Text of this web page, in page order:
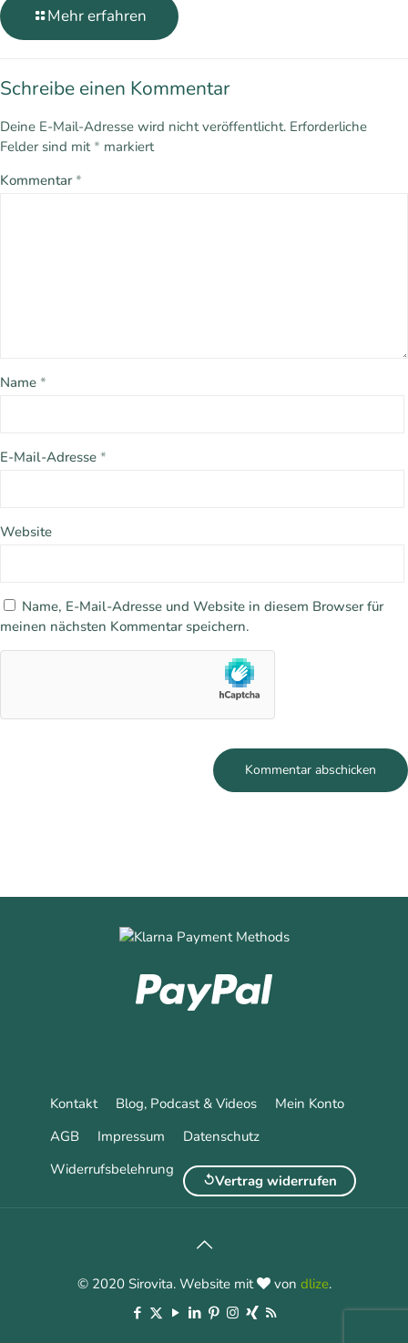
Mehr erfahren
Schreibe einen Kommentar
Deine E-Mail-Adresse wird nicht veröffentlicht. Erforderliche
Felder sind mit * markiert
Kommentar *
Name *
E-Mail-Adresse *
Website
Name, E-Mail-Adresse und Website in diesem Browser für
meinen nächsten Kommentar speichern.
Kontakt Blog, Podcast & Videos
Mein Konto
AGB
Impressum
Datenschutz
Widerrufsbelehrung
Vertrag widerrufen
© 2020 Sirovita. Website mit von dlize.